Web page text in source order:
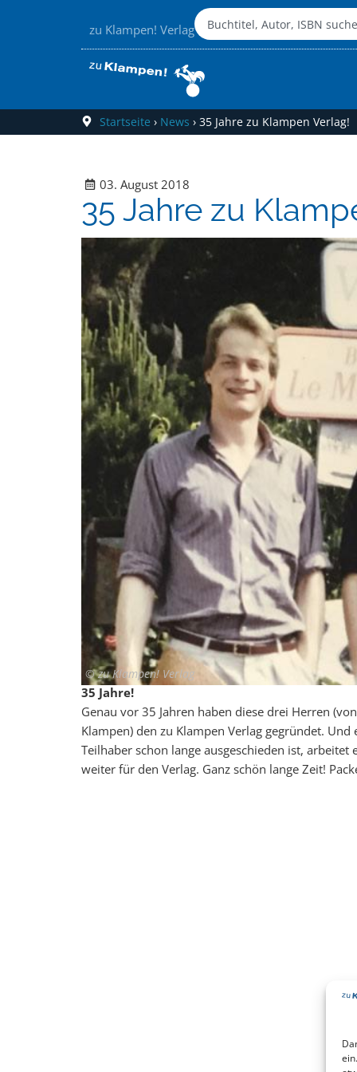
zu Klampen! Verlag
Startseite › News › 35 Jahre zu Klampen Verlag!
03. August 2018
35 Jahre zu
© zu Klampen! Verlag
35 Jahre!
Genau vor 35 Jahren haben diese drei Herren
Klampen) den zu Klampen Verlag gegründet.
Teilhaber schon lange ausgeschieden ist,
weiter für den Verlag. Ganz schön lange Zeit!